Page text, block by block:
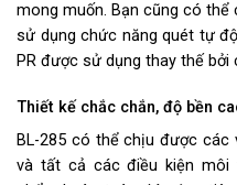
mong muốn. Bạn cũng có thể
sử dụng chức năng quét tự
PR được sử dụng thay thế bởi
Thiết kế chắc chắn, độ bền
BL-285 có thể chịu được các
và tất cả các điều kiện môi